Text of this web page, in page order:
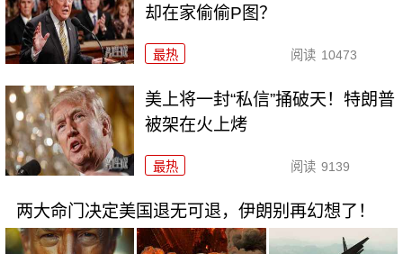
却在家偷偷P图？
最热 阅读 10473
美上将一封“私信”捅破天！特朗普
被架在火上烤
最热 阅读 9139
两大命门决定美国退无可退，伊朗别再幻想了！